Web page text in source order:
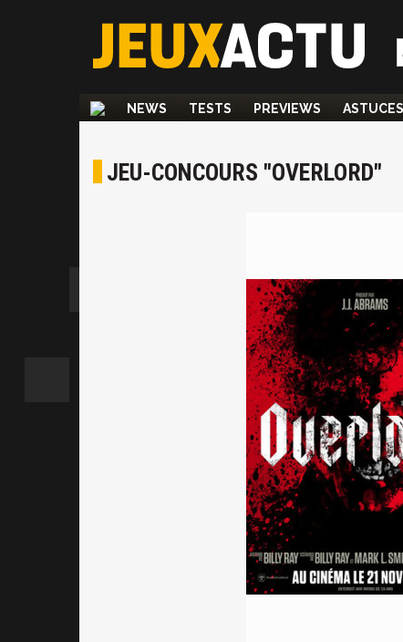
NEWS TESTS PREVIEWS ASTUCES
JEU-CONCOURS "OVERLORD"